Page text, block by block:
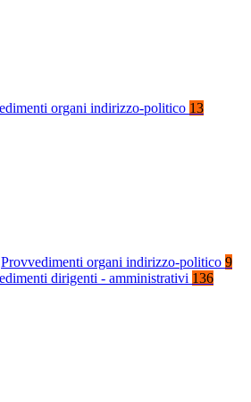
organi indirizzo-politico 13
Provvedimenti organi indirizzo-politico 9
dirigenti - amministrativi 136